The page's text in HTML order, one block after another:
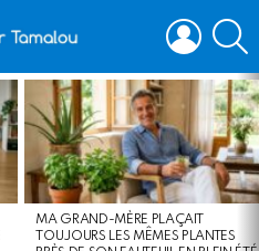
LOGIN
MA GRAND-MÈRE PLAÇAIT
TOUJOURS LES MÊMES PLANTES